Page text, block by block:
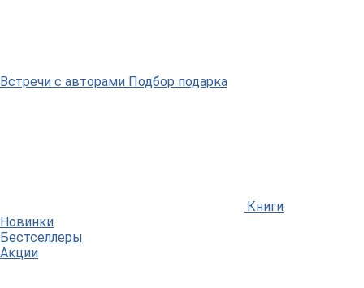
Встречи с авторами Подбор подарка
Книги
Новинки
Бестселлеры
Акции